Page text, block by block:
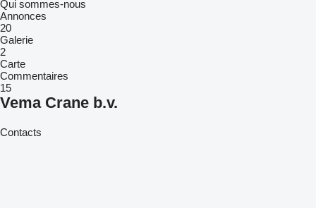
Qui sommes-nous
Annonces
20
Galerie
2
Carte
Commentaires
15
Vema Crane b.v.
Contacts